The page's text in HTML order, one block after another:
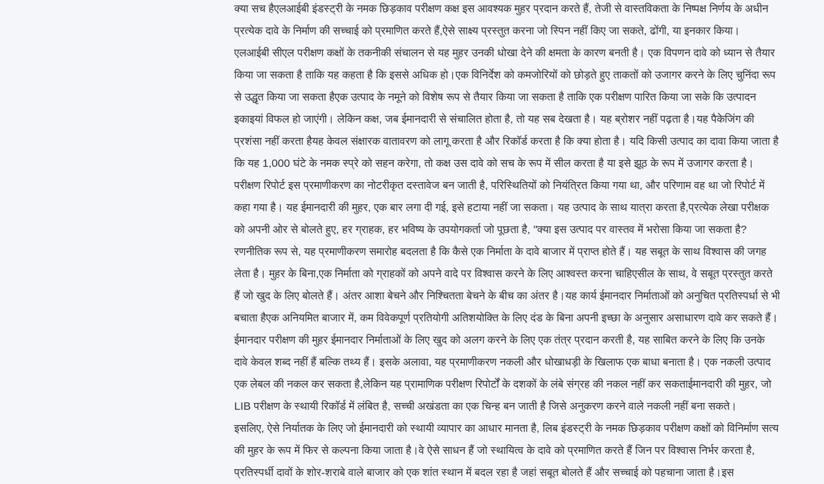
क्या सच हैएलआईबी इंडस्ट्री के नमक छिड़काव परीक्षण कक्ष इस आवश्यक मुहर प्रदान करते हैं, तेजी से वास्तविकता के निष्पक्ष निर्णय के अधीन
प्रत्येक दावे के निर्माण की सच्चाई को प्रमाणित करते हैं,ऐसे साक्ष्य प्रस्तुत करना जो स्पिन नहीं किए जा सकते, ढोंगी, या इनकार किया।
एलआईबी सीएल परीक्षण कक्षों के तकनीकी संचालन से यह मुहर उनकी धोखा देने की क्षमता के कारण बनती है। एक विपणन दावे को ध्यान से तैयार
किया जा सकता है ताकि यह कहता है कि इससे अधिक हो।एक विनिर्देश को कमजोरियों को छोड़ते हुए ताकतों को उजागर करने के लिए चुनिंदा रूप
से उद्धृत किया जा सकता हैएक उत्पाद के नमूने को विशेष रूप से तैयार किया जा सकता है ताकि एक परीक्षण पारित किया जा सके कि उत्पादन
इकाइयां विफल हो जाएंगी। लेकिन कक्ष, जब ईमानदारी से संचालित होता है, तो यह सब देखता है। यह ब्रोशर नहीं पढ़ता है।यह पैकेजिंग की
प्रशंसा नहीं करता हैयह केवल संक्षारक वातावरण को लागू करता है और रिकॉर्ड करता है कि क्या होता है। यदि किसी उत्पाद का दावा किया जाता है
कि यह 1,000 घंटे के नमक स्प्रे को सहन करेगा, तो कक्ष उस दावे को सच के रूप में सील करता है या इसे झूठ के रूप में उजागर करता है।
परीक्षण रिपोर्ट इस प्रमाणीकरण का नोटरीकृत दस्तावेज बन जाती है, परिस्थितियों को नियंत्रित किया गया था, और परिणाम वह था जो रिपोर्ट में
कहा गया है। यह ईमानदारी की मुहर, एक बार लगा दी गई, इसे हटाया नहीं जा सकता। यह उत्पाद के साथ यात्रा करता है,प्रत्येक लेखा परीक्षक
को अपनी ओर से बोलते हुए, हर ग्राहक, हर भविष्य के उपयोगकर्ता जो पूछता है, "क्या इस उत्पाद पर वास्तव में भरोसा किया जा सकता है?
रणनीतिक रूप से, यह प्रमाणीकरण समारोह बदलता है कि कैसे एक निर्माता के दावे बाजार में प्राप्त होते हैं। यह सबूत के साथ विश्वास की जगह
लेता है। मुहर के बिना,एक निर्माता को ग्राहकों को अपने वादे पर विश्वास करने के लिए आश्वस्त करना चाहिएसील के साथ, वे सबूत प्रस्तुत करते
हैं जो खुद के लिए बोलते हैं। अंतर आशा बेचने और निश्चितता बेचने के बीच का अंतर है।यह कार्य ईमानदार निर्माताओं को अनुचित प्रतिस्पर्धा से भी
बचाता हैएक अनियमित बाजार में, कम विवेकपूर्ण प्रतियोगी अतिशयोक्ति के लिए दंड के बिना अपनी इच्छा के अनुसार असाधारण दावे कर सकते हैं।
ईमानदार परीक्षण की मुहर ईमानदार निर्माताओं के लिए खुद को अलग करने के लिए एक तंत्र प्रदान करती है, यह साबित करने के लिए कि उनके
दावे केवल शब्द नहीं हैं बल्कि तथ्य हैं। इसके अलावा, यह प्रमाणीकरण नकली और धोखाधड़ी के खिलाफ एक बाधा बनाता है। एक नकली उत्पाद
एक लेबल की नकल कर सकता है,लेकिन यह प्रामाणिक परीक्षण रिपोर्टों के दशकों के लंबे संग्रह की नकल नहीं कर सकताईमानदारी की मुहर, जो
LIB परीक्षण के स्थायी रिकॉर्ड में लंबित है, सच्ची अखंडता का एक चिन्ह बन जाती है जिसे अनुकरण करने वाले नकली नहीं बना सकते।
इसलिए, ऐसे निर्यातक के लिए जो ईमानदारी को स्थायी व्यापार का आधार मानता है, लिब इंडस्ट्री के नमक छिड़काव परीक्षण कक्षों को विनिर्माण सत्य
की मुहर के रूप में फिर से कल्पना किया जाता है।वे ऐसे साधन हैं जो स्थायित्व के दावे को प्रमाणित करते हैं जिन पर विश्वास निर्भर करता है,
प्रतिस्पर्धी दावों के शोर-शराबे वाले बाजार को एक शांत स्थान में बदल रहा है जहां सबूत बोलते हैं और सच्चाई को पहचाना जाता है।इस